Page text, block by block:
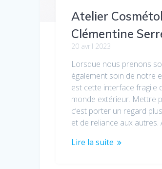
Atelier
Clémentine
20 avril 2023
Lorsque nous prenons
également soin de notre
est cette interface fragile
monde extérieur. Mettre
c’est porter un regard
et de reliance aux autres.
Lire la suite